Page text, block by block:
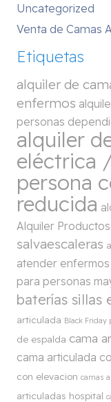
Uncategorized
Venta de Camas
Etiquetas
alquiler de
enfermos
personas
alquiler
eléctrica
persona
reducida
Alquiler
salvaescaleras
atender
para personas
baterías sillas
articulada Black Friday
de espalda cama
cama articulada
con elevacion camas
articuladas hospital